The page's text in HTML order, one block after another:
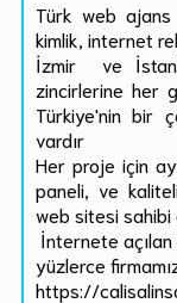
Türk web ajans
kimlik, internet
İzmir ve
zincirlerine her
Türkiye'nin bir
vardır
Her proje için
paneli, ve
web sitesi sahibi
İnternete açılan
yüzlerce
https://